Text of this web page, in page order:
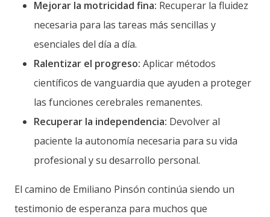
Mejorar la motricidad fina: Recuperar la fluidez
necesaria para las tareas más sencillas y
esenciales del día a día.
Ralentizar el progreso: Aplicar métodos
científicos de vanguardia que ayuden a proteger
las funciones cerebrales remanentes.
Recuperar la independencia: Devolver al
paciente la autonomía necesaria para su vida
profesional y su desarrollo personal.
El camino de Emiliano Pinsón continúa siendo un
testimonio de esperanza para muchos que